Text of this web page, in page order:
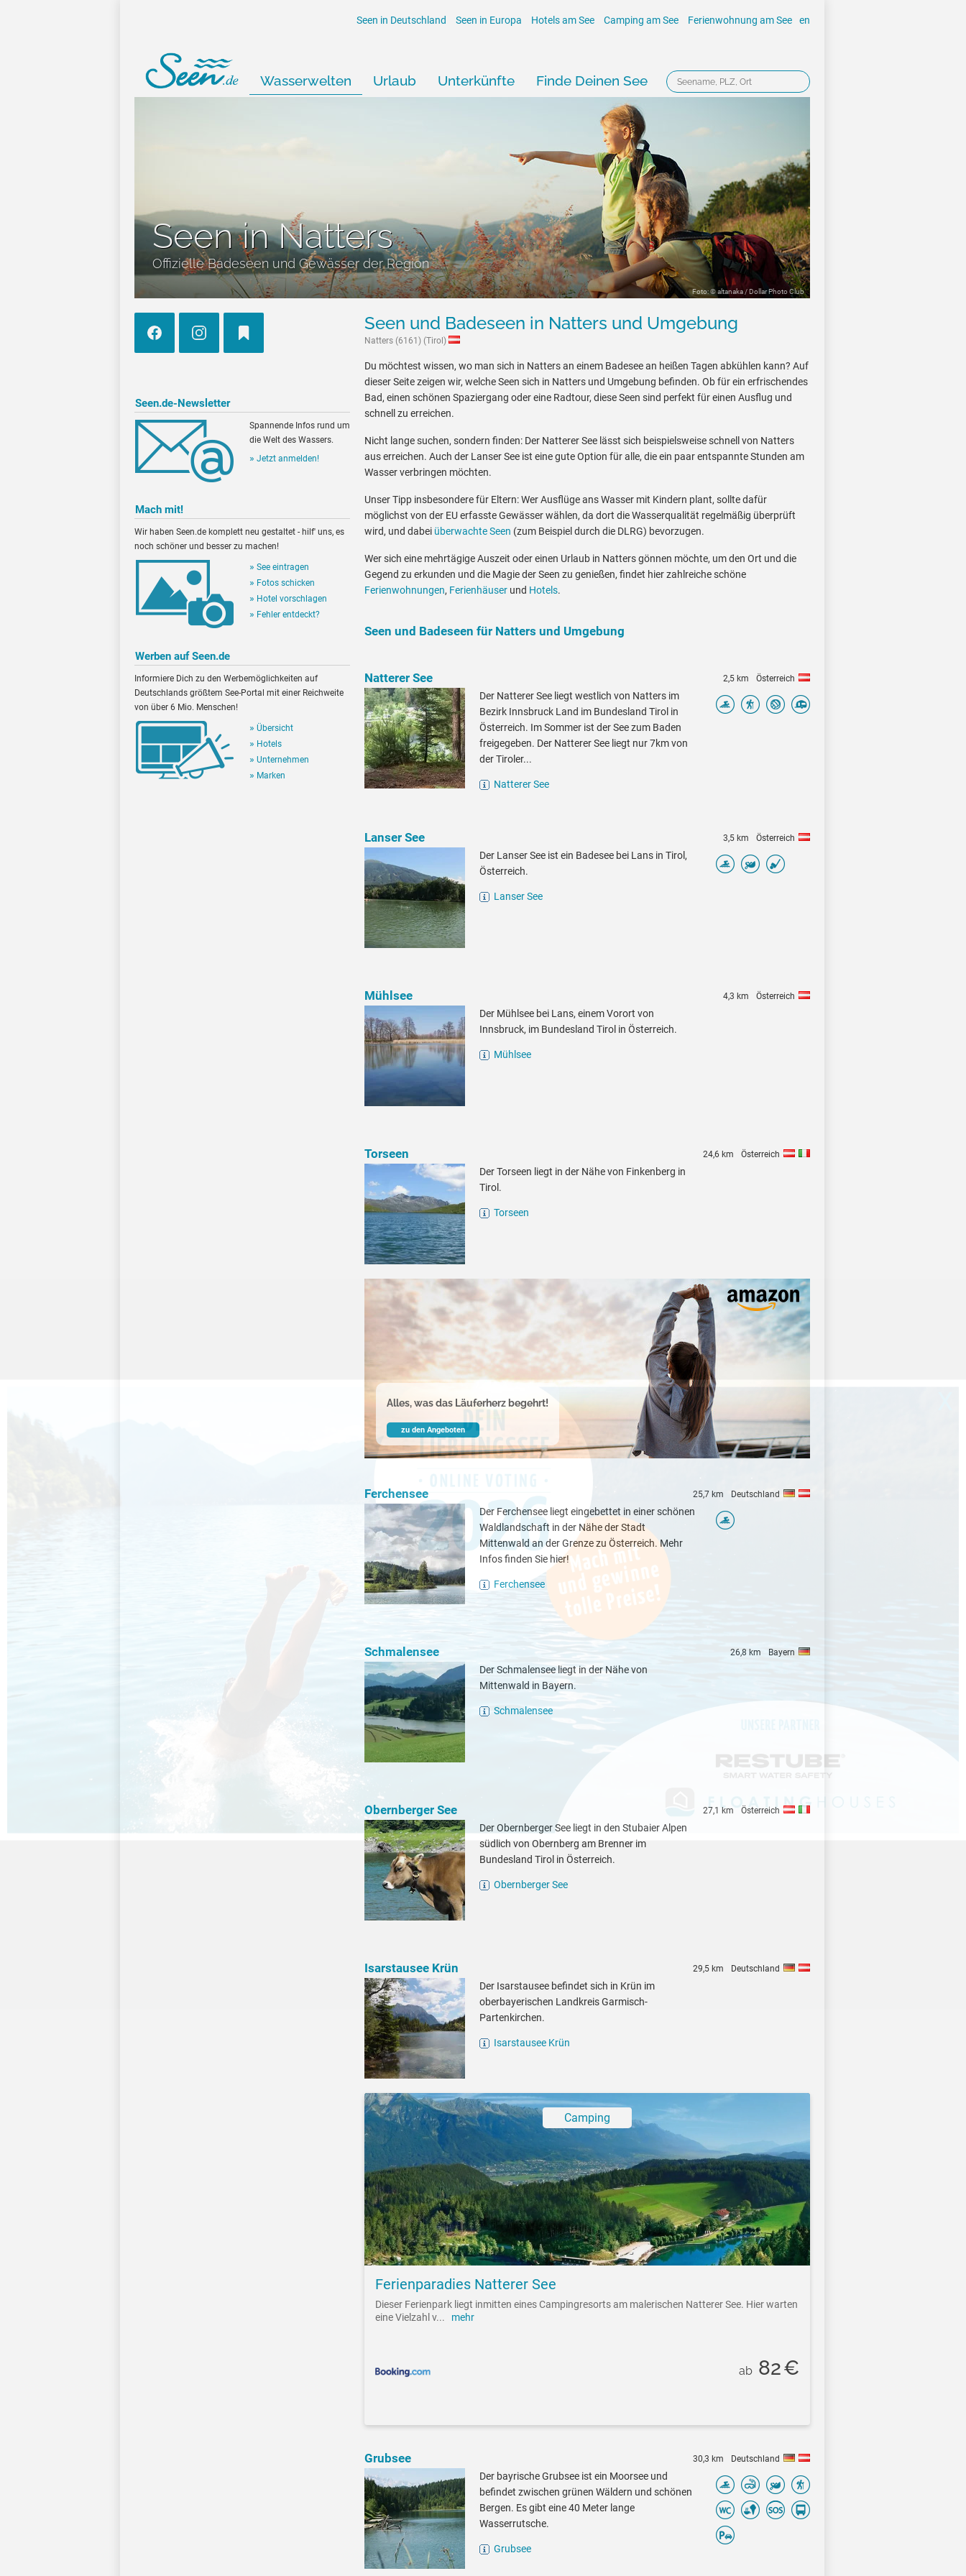
Seen in Deutschland Seen in Europa Hotels am See Camping am See Ferienwohnung am See en
Wasserwelten Urlaub Unterkünfte Finde Deinen See
Seen in Natters
Offizielle Badeseen und Gewässer der Region
Foto: © altanaka / Dollar Photo Club
Seen.de-Newsletter
Spannende Infos rund um
die Welt des Wassers.
Jetzt anmelden!
Mach mit!
Wir haben Seen.de komplett neu gestaltet - hilf' uns, es
noch schöner und besser zu machen!
See eintragen
Fotos schicken
Hotel vorschlagen
Fehler entdeckt?
Werben auf Seen.de
Informiere Dich zu den Werbemöglichkeiten auf
Deutschlands größtem See-Portal mit einer Reichweite
von über 6 Mio. Menschen!
Übersicht
Hotels
Unternehmen
Marken
Seen und Badeseen in Natters und Umgebung
Natters (6161) (Tirol)
Du möchtest wissen, wo man sich in Natters an einem Badesee an heißen Tagen abkühlen kann? Auf
dieser Seite zeigen wir, welche Seen sich in Natters und Umgebung befinden. Ob für ein erfrischendes
Bad, einen schönen Spaziergang oder eine Radtour, diese Seen sind perfekt für einen Ausflug und
schnell zu erreichen.
Nicht lange suchen, sondern finden: Der Natterer See lässt sich beispielsweise schnell von Natters
aus erreichen. Auch der Lanser See ist eine gute Option für alle, die ein paar entspannte Stunden am
Wasser verbringen möchten.
Unser Tipp insbesondere für Eltern: Wer Ausflüge ans Wasser mit Kindern plant, sollte dafür
möglichst von der EU erfasste Gewässer wählen, da dort die Wasserqualität regelmäßig überprüft
wird, und dabei überwachte Seen (zum Beispiel durch die DLRG) bevorzugen.
Wer sich eine mehrtägige Auszeit oder einen Urlaub in Natters gönnen möchte, um den Ort und die
Gegend zu erkunden und die Magie der Seen zu genießen, findet hier zahlreiche schöne
Ferienwohnungen, Ferienhäuser und Hotels.
Seen und Badeseen für Natters und Umgebung
Natterer See 2,5 km Österreich
Der Natterer See liegt westlich von Natters im
Bezirk Innsbruck Land im Bundesland Tirol in
Österreich. Im Sommer ist der See zum Baden
freigegeben. Der Natterer See liegt nur 7km von
der Tiroler...
Natterer See
Lanser See 3,5 km Österreich
Der Lanser See ist ein Badesee bei Lans in Tirol,
Österreich.
Lanser See
Mühlsee 4,3 km Österreich
Der Mühlsee bei Lans, einem Vorort von
Innsbruck, im Bundesland Tirol in Österreich.
Mühlsee
Torseen 24,6 km Österreich
Der Torseen liegt in der Nähe von Finkenberg in
Tirol.
Torseen
Alles, was das Läuferherz begehrt!
zu den Angeboten
Ferchensee 25,7 km Deutschland
Der Ferchensee liegt eingebettet in einer schönen
Waldlandschaft in der Nähe der Stadt
Mittenwald an der Grenze zu Österreich. Mehr
Infos finden Sie hier!
Ferchensee
Schmalensee 26,8 km Bayern
Der Schmalensee liegt in der Nähe von
Mittenwald in Bayern.
Schmalensee
Obernberger See 27,1 km Österreich
Der Obernberger See liegt in den Stubaier Alpen
südlich von Obernberg am Brenner im
Bundesland Tirol in Österreich.
Obernberger See
Isarstausee Krün 29,5 km Deutschland
Der Isarstausee befindet sich in Krün im
oberbayerischen Landkreis Garmisch-
Partenkirchen.
Isarstausee Krün
Camping
Ferienparadies Natterer See
Dieser Ferienpark liegt inmitten eines Campingresorts am malerischen Natterer See. Hier warten
eine Vielzahl v... mehr
ab 82€
Grubsee 30,3 km Deutschland
Der bayrische Grubsee ist ein Moorsee und
befindet zwischen grünen Wäldern und schönen
Bergen. Es gibt eine 40 Meter lange
Wasserrutsche.
Grubsee